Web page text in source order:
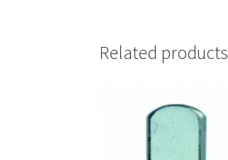
Related products